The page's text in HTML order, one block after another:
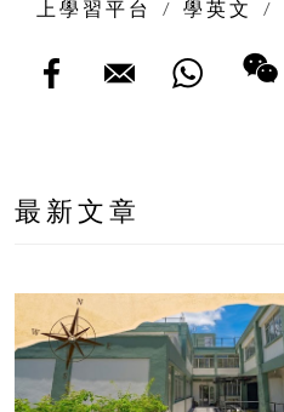
上學習平台
/ 學英文 /
最新文章